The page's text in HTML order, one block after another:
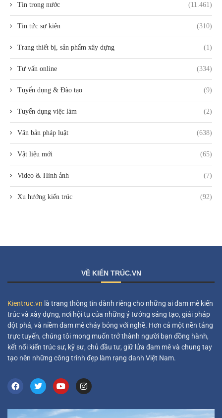
Tin trong nước (11.461)
Tin tức sự kiện (310)
Trang thiết bị, sản phẩm xây dựng (1)
Tư vấn online (334)
Tuyển dụng & Đào tạo (9)
Tuyển dụng việc làm (2)
Văn bản pháp luật (638)
Vật liệu mới (65)
Video & Hình ảnh (7)
Xu hướng kiến trúc (92)
VỀ KIẾN TRÚC.VN
Kientruc.vn là trang thông tin dành riêng cho những ai đam mê kiến
trúc và xây dựng, nơi hội tụ của những ý tưởng sáng tạo, giải pháp
đột phá, và niềm đam mê cháy bỏng với nghề. Hơn cả một nền tảng
trực tuyến, chúng tôi mong muốn trở thành người bạn đồng hành,
kết nối kiến trúc sư, kỹ sư, chủ đầu tư, giữ lửa đam mê và chung tay
tạo nên những công trình đẹp làm rạng danh Việt Nam.